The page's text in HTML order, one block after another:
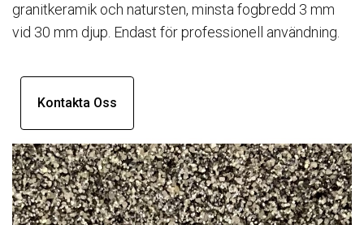
granitkeramik och natursten, minsta fogbredd 3 mm
vid 30 mm djup. Endast för professionell användning.
Kontakta Oss